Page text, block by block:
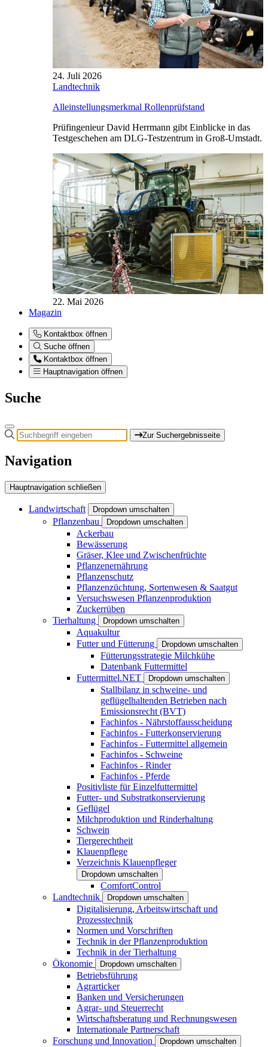
24. Juli 2026
Landtechnik
Alleinstellungsmerkmal Rollenprüfstand
Prüfingenieur David Herrmann gibt Einblicke in das
Testgeschehen am DLG-Testzentrum in Groß-Umstadt.
22. Mai 2026
Magazin
Kontaktbox öffnen
Suche öffnen
Kontaktbox öffnen
Hauptnavigation öffnen
Suche
Zur Suchergebnisseite
Navigation
Hauptnavigation schließen
Landwirtschaft Dropdown umschalten
Pflanzenbau Dropdown umschalten
Ackerbau
Bewässerung
Gräser, Klee und Zwischenfrüchte
Pflanzenernährung
Pflanzenschutz
Pflanzenzüchtung, Sortenwesen & Saatgut
Versuchswesen Pflanzenproduktion
Zuckerrüben
Tierhaltung
Dropdown umschalten
Aquakultur
Futter und Fütterung
Dropdown umschalten
Fütterungsstrategie Milchkühe
Datenbank Futtermittel
Futtermittel.NET
Dropdown umschalten
Stallbilanz in schweine- und
geflügelhaltenden Betrieben nach
Emissionsrecht (BVT)
Fachinfos - Nährstoffausscheidung
Fachinfos - Futterkonservierung
Fachinfos - Futtermittel allgemein
Fachinfos - Schweine
Fachinfos - Rinder
Fachinfos - Pferde
Positivliste für Einzelfuttermittel
Futter- und Substratkonservierung
Geflügel
Milchproduktion und Rinderhaltung
Schwein
Tiergerechtheit
Klauenpflege
Verzeichnis Klauenpfleger
Dropdown umschalten
ComfortControl
Landtechnik
Dropdown umschalten
Digitalisierung, Arbeitswirtschaft und
Prozesstechnik
Normen und Vorschriften
Technik in der Pflanzenproduktion
Technik in der Tierhaltung
Ökonomie
Dropdown umschalten
Betriebsführung
Agrarticker
Banken und Versicherungen
Agrar- und Steuerrecht
Wirtschaftsberatung und Rechnungswesen
Internationale Partnerschaft
Forschung und Innovation
Dropdown umschalten